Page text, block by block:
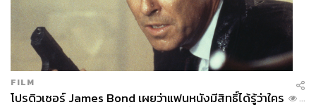
FILM
โปรดิวเซอร์ James Bond เผยว่าแฟนหนังมีสิทธิ์ได้รู้ว่าใคร
...